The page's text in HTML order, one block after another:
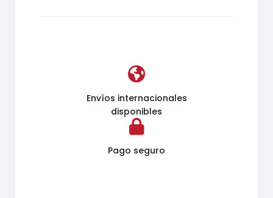
Envíos internacionales
disponibles
Pago seguro